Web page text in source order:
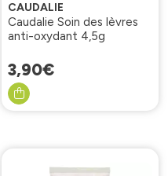
CAUDALIE
Caudalie Soin des lèvres
anti-oxydant 4,5g
3,90€